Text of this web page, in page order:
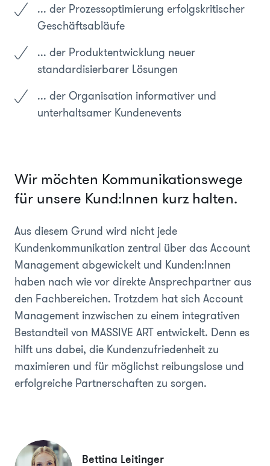
... der Prozessoptimierung erfolgskritischer
Geschäftsabläufe
... der Produktentwicklung neuer
standardisierbarer Lösungen
... der Organisation informativer und
unterhaltsamer Kundenevents
Wir möchten Kommunikationswege
für unsere Kund:Innen kurz halten.
Aus diesem Grund wird nicht jede
Kundenkommunikation zentral über das Account
Management abgewickelt und Kunden:Innen
haben nach wie vor direkte Ansprechpartner aus
den Fachbereichen. Trotzdem hat sich Account
Management inzwischen zu einem integrativen
Bestandteil von MASSIVE ART entwickelt. Denn es
hilft uns dabei, die Kundenzufriedenheit zu
maximieren und für möglichst reibungslose und
erfolgreiche Partnerschaften zu sorgen.
Bettina Leitinger